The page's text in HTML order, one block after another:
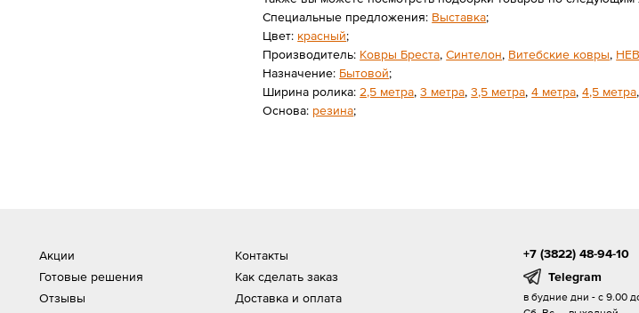
Специальные предложения: Выставка;
Цвет: красный;
Производитель: Ковры Бреста,Синтелон, Витебские ковры,
Назначение: Бытовой;
Ширина ролика: 2,5 метра,3 метра,3,5 метра,4 метра,4,5 метра,
Основа: резина;
Акции
Готовые решения
Отзывы
Контакты
Как сделать заказ
Доставка и оплата
+7 (3822) 48-94-10
Telegram
в будние дни - с 9.00